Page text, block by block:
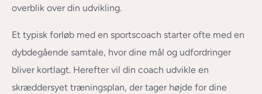
overblik over din udvikling.
Et typisk forløb med en sportscoach starter ofte med en
dybdegående samtale, hvor dine mål og udfordringer
bliver kortlagt. Herefter vil din coach udvikle en
skræddersyet træningsplan, der tager højde for dine